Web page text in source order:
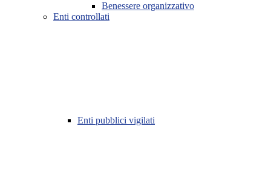
Benessere organizzativo
Enti controllati
Enti pubblici vigilati